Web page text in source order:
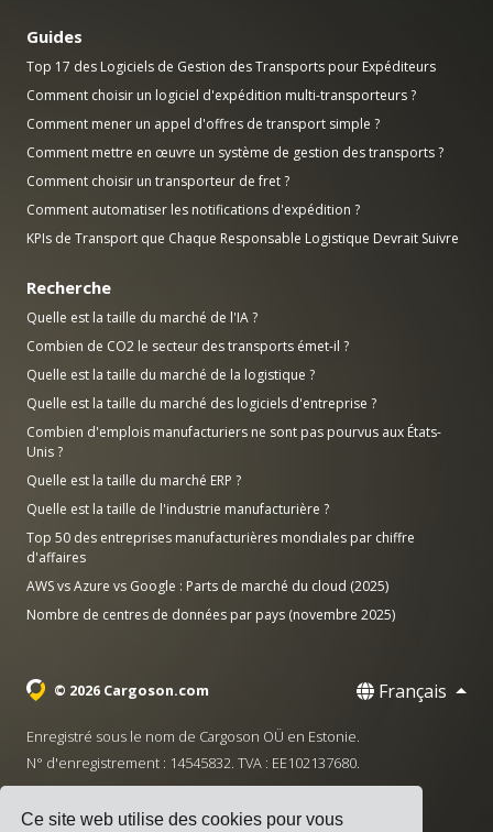
Ce site web utilise des cookies pour vous
Guides
Top 17 des Logiciels de Gestion des Transports pour Expéditeurs
Comment choisir un logiciel d'expédition multi-transporteurs ?
Comment mener un appel d'offres de transport simple ?
Comment mettre en œuvre un système de gestion des transports ?
Comment choisir un transporteur de fret ?
Comment automatiser les notifications d'expédition ?
KPIs de Transport que Chaque Responsable Logistique Devrait Suivre
Recherche
Quelle est la taille du marché de l'IA ?
Combien de CO2 le secteur des transports émet-il ?
Quelle est la taille du marché de la logistique ?
Quelle est la taille du marché des logiciels d'entreprise ?
Combien d'emplois manufacturiers ne sont pas pourvus aux États-
Unis ?
Quelle est la taille du marché ERP ?
Quelle est la taille de l'industrie manufacturière ?
Top 50 des entreprises manufacturières mondiales par chiffre
d'affaires
AWS vs Azure vs Google : Parts de marché du cloud (2025)
Nombre de centres de données par pays (novembre 2025)
© 2026 Cargoson.com Français
Enregistré sous le nom de Cargoson OÜ en Estonie.
N° d'enregistrement : 14545832. TVA : EE102137680.